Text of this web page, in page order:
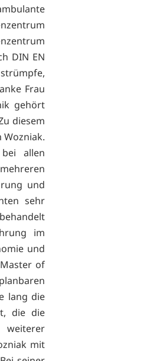
DIN EN
Frau
gehört
diesem
allen
und
sehr
im
und
of
lang die
die die
weiterer
mit